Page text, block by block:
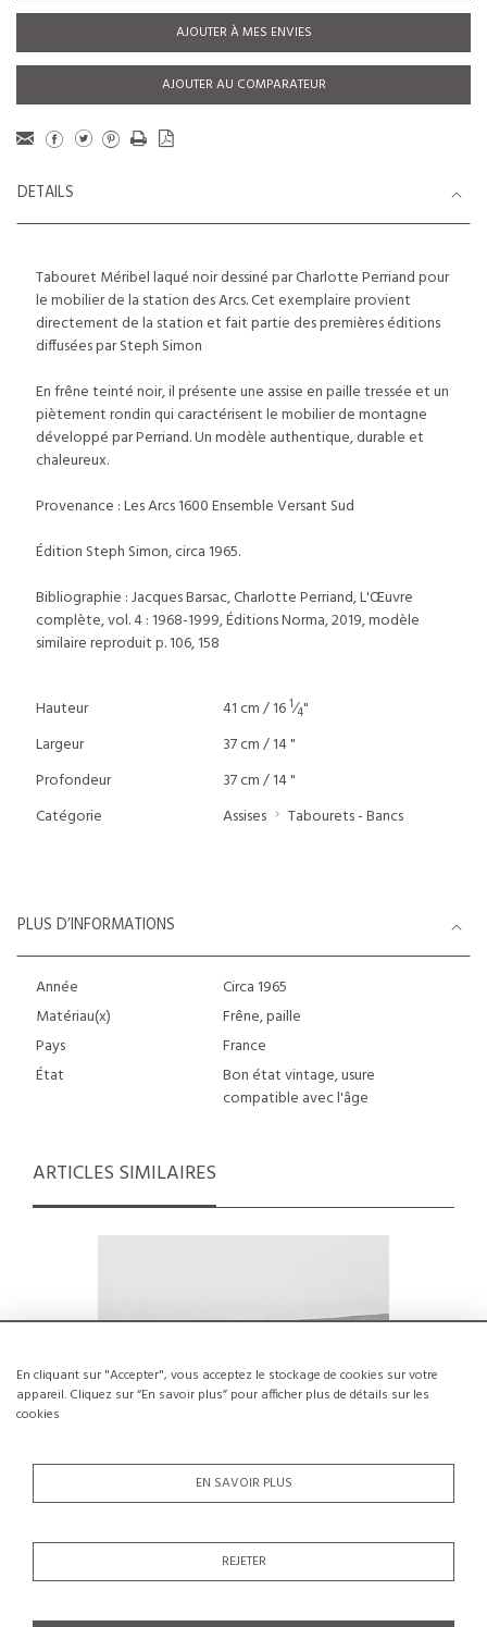
En cliquant sur "Accepter", vous acceptez le stockage de cookies sur votre
appareil. Cliquez sur “En savoir plus” pour afficher plus de détails sur les
cookies
EN SAVOIR PLUS
REJETER
AJOUTER À MES ENVIES
AJOUTER AU COMPARATEUR
DETAILS
Tabouret Méribel laqué noir dessiné par Charlotte Perriand pour
le mobilier de la station des Arcs. Cet exemplaire provient
directement de la station et fait partie des premières éditions
diffusées par Steph Simon
En frêne teinté noir, il présente une assise en paille tressée et un
piètement rondin qui caractérisent le mobilier de montagne
développé par Perriand. Un modèle authentique, durable et
chaleureux.
Provenance : Les Arcs 1600 Ensemble Versant Sud
Édition Steph Simon, circa 1965.
Bibliographie : Jacques Barsac, Charlotte Perriand, L'Œuvre
complète, vol. 4 : 1968-1999, Éditions Norma, 2019, modèle
similaire reproduit p. 106, 158
Hauteur 41 cm / 161⁄4"
Largeur
37 cm / 14 "
Profondeur
37 cm / 14 "
Catégorie
Assises Tabourets - Bancs
PLUS D’INFORMATIONS
Année
Circa 1965
Matériau(x)
Frêne, paille
Pays
France
État
Bon état vintage, usure
compatible avec l'âge
ARTICLES SIMILAIRES
Table de chevet par Pierre Guariche,
édition Negroni, circa 1968